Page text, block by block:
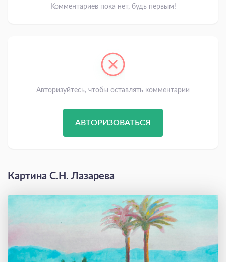
Комментариев пока нет, будь первым!
Авторизуйтесь, чтобы оставлять комментарии
АВТОРИЗОВАТЬСЯ
Картина С.Н. Лазарева